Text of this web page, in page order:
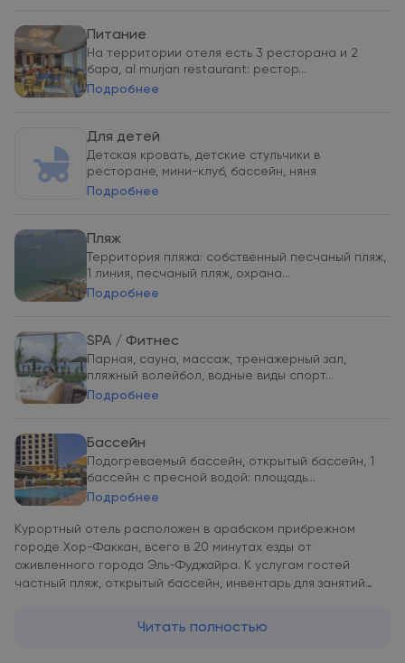
Питание
На территории отеля есть 3 ресторана и 2
бара, al murjan restaurant: рестор...
Подробнее
Для детей
Детская кровать, детские стульчики в
ресторане, мини-клуб, бассейн, няня
Подробнее
Пляж
Территория пляжа: собственный песчаный пляж,
1 линия, песчаный пляж, охрана...
Подробнее
SPA / Фитнес
Парная, сауна, массаж, тренажерный зал,
пляжный волейбол, водные виды спорт...
Подробнее
Бассейн
Подогреваемый бассейн, открытый бассейн, 1
бассейн с пресной водой: площадь...
Подробнее
Курортный отель расположен в арабском прибрежном
городе Хор-Факкан, всего в 20 минутах езды от
оживленного города Эль-Фуджайра. К услугам гостей
частный пляж, открытый бассейн, инвентарь для занятий
Читать полностью